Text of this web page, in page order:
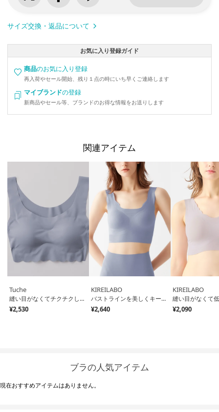
サイズ交換・返品について
お気に入り登録ガイド
商品のお気に入り登録
再入荷やセール開始、残り１点の時にいち早くご連絡します
マイブランドの登録
新商品やセール等、ブランドのお得な情報をお送りします
関連アイテム
Tuche
縫い目がなくてチクチクしにくい ノンワイヤーブラ ハーフトップ （ミスティブルー）
¥2,530
KIREILABO
バストラインを美しくキープ ハーフトップ オーガニックコットン （リュエルブルー）
¥2,640
KIREILABO
¥2,090
ブラの人気アイテム
現在おすすめアイテムはありません。